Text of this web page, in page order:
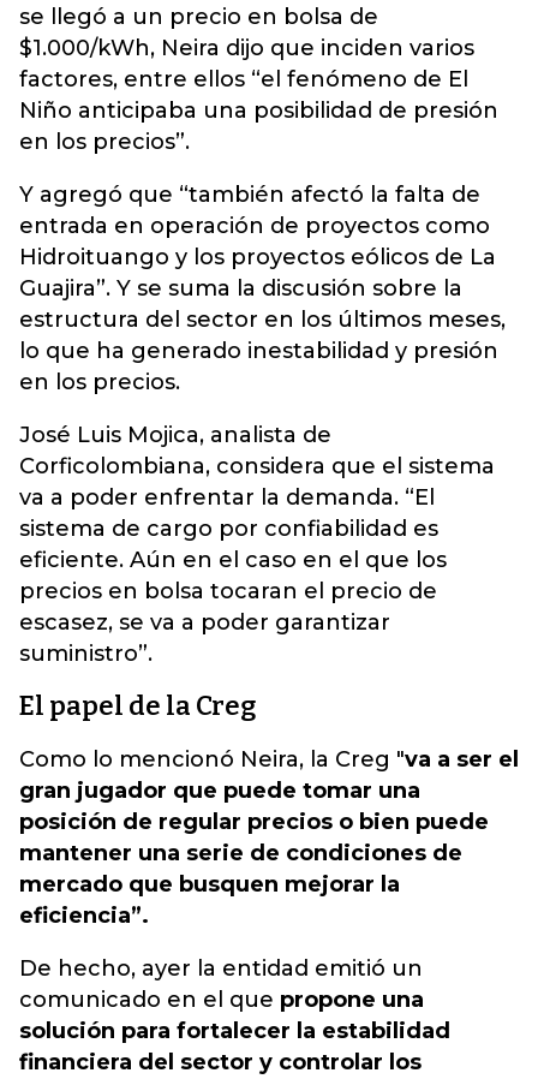
se llegó a un precio en bolsa de
$1.000/kWh, Neira dijo que inciden varios
factores, entre ellos “el fenómeno de El
Niño anticipaba una posibilidad de presión
en los precios”.
Y agregó que “también afectó la falta de
entrada en operación de proyectos como
Hidroituango y los proyectos eólicos de La
Guajira”. Y se suma la discusión sobre la
estructura del sector en los últimos meses,
lo que ha generado inestabilidad y presión
en los precios.
José Luis Mojica, analista de
Corficolombiana, considera que el sistema
va a poder enfrentar la demanda. “El
sistema de cargo por confiabilidad es
eficiente. Aún en el caso en el que los
precios en bolsa tocaran el precio de
escasez, se va a poder garantizar
suministro”.
El papel de la Creg
Como lo mencionó Neira, la Creg "va a ser el
gran jugador que puede tomar una
posición de regular precios o bien puede
mantener una serie de condiciones de
mercado que busquen mejorar la
eficiencia”.
De hecho, ayer la entidad emitió un
comunicado en el que propone una
solución para fortalecer la estabilidad
financiera del sector y controlar los